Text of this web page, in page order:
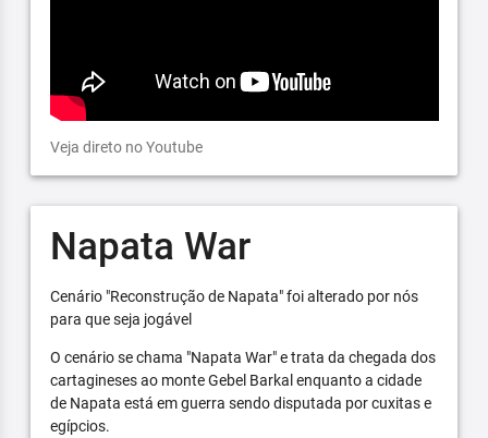
Veja direto no Youtube
Napata War
Cenário "Reconstrução de Napata" foi alterado por nós
para que seja jogável
O cenário se chama "Napata War" e trata da chegada dos
cartagineses ao monte Gebel Barkal enquanto a cidade
de Napata está em guerra sendo disputada por cuxitas e
egípcios.